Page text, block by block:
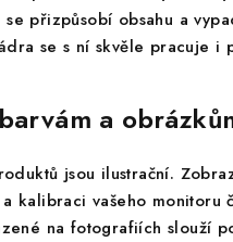
se přizpůsobí obsahu a
se s ní skvěle pracuje i
a
jsou ilustrační.
kalibraci vašeho monitoru
na fotografiích slouží